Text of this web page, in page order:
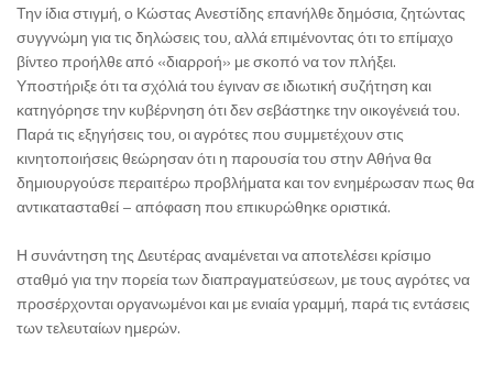
Την ίδια στιγμή, ο Κώστας Ανεστίδης επανήλθε δημόσια, ζητώντας
συγγνώμη για τις δηλώσεις του, αλλά επιμένοντας ότι το επίμαχο
βίντεο προήλθε από «διαρροή» με σκοπό να τον πλήξει.
Υποστήριξε ότι τα σχόλιά του έγιναν σε ιδιωτική συζήτηση και
κατηγόρησε την κυβέρνηση ότι δεν σεβάστηκε την οικογένειά του.
Παρά τις εξηγήσεις του, οι αγρότες που συμμετέχουν στις
κινητοποιήσεις θεώρησαν ότι η παρουσία του στην Αθήνα θα
δημιουργούσε περαιτέρω προβλήματα και τον ενημέρωσαν πως θα
αντικατασταθεί – απόφαση που επικυρώθηκε οριστικά.
Η συνάντηση της Δευτέρας αναμένεται να αποτελέσει κρίσιμο
σταθμό για την πορεία των διαπραγματεύσεων, με τους αγρότες να
προσέρχονται οργανωμένοι και με ενιαία γραμμή, παρά τις εντάσεις
των τελευταίων ημερών.